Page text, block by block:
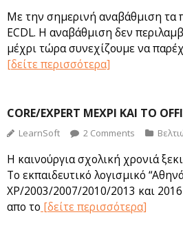
Με την σημερινή αναβάθμιση τα
ECDL. Η αναβάθμιση δεν
μέχρι τώρα συνεχίζουμε να
[δείτε περισσότερα]
CORE/EXPERT ΜΈΧΡΙ ΚΑΙ ΤΟ
LearnSoft 2 Comments
Η καινούργια σχολική χρονιά
Το εκπαιδευτικό λογισμικό
XP/2003/2007/2010/2013 και 2016
απο το [δείτε περισσότερα]